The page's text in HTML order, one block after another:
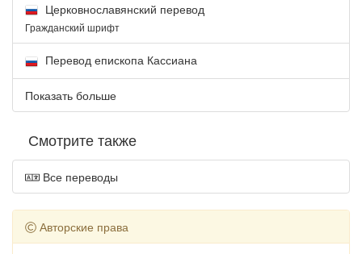
Церковнославянский перевод
Гражданский шрифт
Перевод епископа Кассиана
Показать больше
Смотрите также
Все переводы
Авторские права